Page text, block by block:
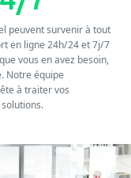
peuvent survenir à tout
en ligne 24h/24 et 7j/7
vous en avez besoin,
Notre équipe
à traiter vos